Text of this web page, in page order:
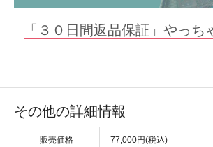
「３０日間返品保証」やっち
その他の詳細情報
販売価格 77,000円(税込)